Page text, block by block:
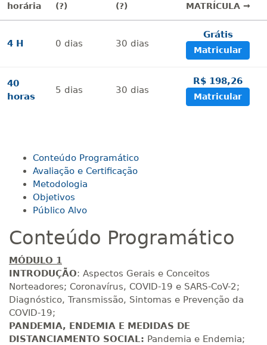
horária
(?)
(?)
MATRÍCULA →
4 H 0 dias 30 dias
Grátis
Matricular
40
horas
5 dias 30 dias
R$ 198,26
Matricular
Conteúdo Programático
Avaliação e Certificação
Metodologia
Objetivos
Público Alvo
Conteúdo Programático
MÓDULO 1
INTRODUÇÃO: Aspectos Gerais e Conceitos
Norteadores; Coronavírus, COVID-19 e SARS-CoV-2;
Diagnóstico, Transmissão, Sintomas e Prevenção da
COVID-19;
PANDEMIA, ENDEMIA E MEDIDAS DE
DISTANCIAMENTO SOCIAL: Pandemia e Endemia;